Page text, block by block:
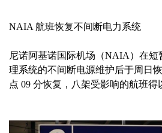
NAIA 航班恢复不间断电力系统
尼诺阿基诺国际机场（NAIA）在短
理系统的不间断电源维护后于周日
点 09 分恢复，八架受影响的航班得